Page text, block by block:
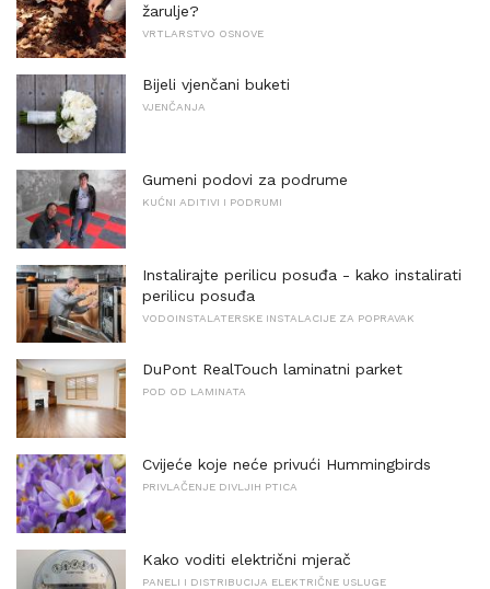
žarulje?
VRTLARSTVO OSNOVE
Bijeli vjenčani buketi
VJENČANJA
Gumeni podovi za podrume
KUĆNI ADITIVI I PODRUMI
Instalirajte perilicu posuđa - kako instalirati
perilicu posuđa
VODOINSTALATERSKE INSTALACIJE ZA POPRAVAK
DuPont RealTouch laminatni parket
POD OD LAMINATA
Cvijeće koje neće privući Hummingbirds
PRIVLAČENJE DIVLJIH PTICA
Kako voditi električni mjerač
PANELI I DISTRIBUCIJA ELEKTRIČNE USLUGE